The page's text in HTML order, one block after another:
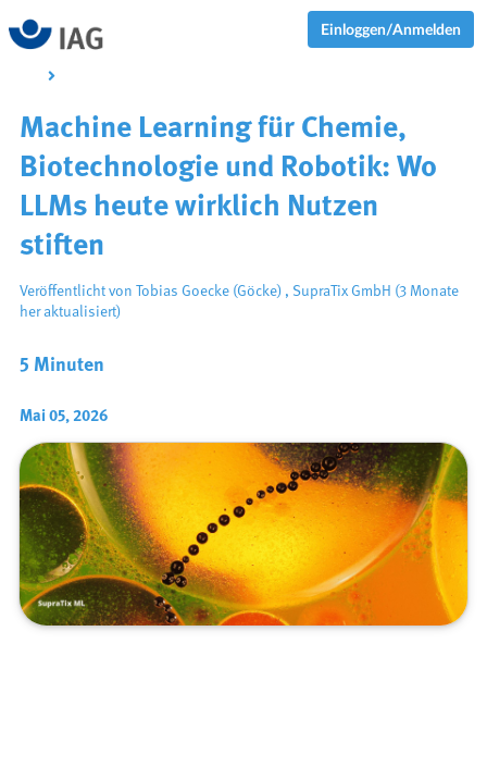
Einloggen/Anmelden
5 Minuten
Mai 05, 2026
Machine Learning für Chemie,
Biotechnologie und Robotik: Wo
LLMs heute wirklich Nutzen
stiften
Veröffentlicht von Tobias Goecke (Göcke), SupraTix GmbH (3 Monate
her aktualisiert)